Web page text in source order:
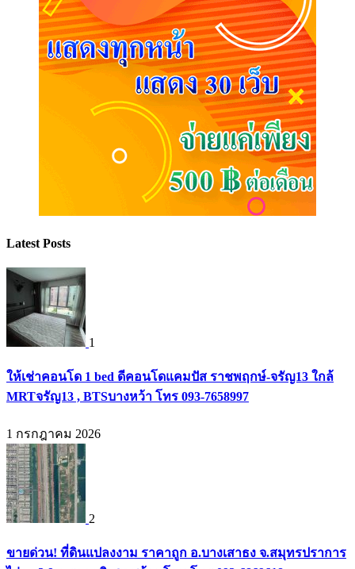
Latest Posts
1
ให้เช่าคอนโด 1 bed ดีคอนโดแคมปัส ราชพฤกษ์-จรัญ13 ใกล้
MRTจรัญ13 , BTSบางหว้า โทร 093-7658997
1 กรกฎาคม 2026
2
ขายด่วน! ที่ดินแปลงงาม ราคาถูก อ.บางเสาธง จ.สมุทรปราการ